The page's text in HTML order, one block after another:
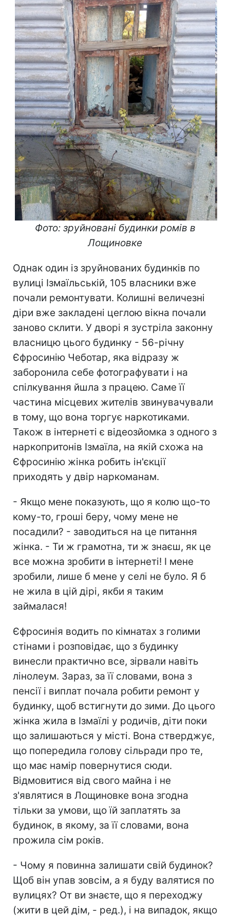
Фото: зруйновані будинки ромів в
Лощиновке
Однак один із зруйнованих будинків по
вулиці Ізмаїльській, 105 власники вже
почали ремонтувати. Колишні величезні
діри вже закладені цеглою вікна почали
заново склити. У дворі я зустріла законну
власницю цього будинку - 56-річну
Єфросинію Чеботар, яка відразу ж
заборонила себе фотографувати і на
спілкування йшла з працею. Саме її
частина місцевих жителів звинувачували
в тому, що вона торгує наркотиками.
Також в інтернеті є відеозйомка з одного з
наркопритонів Ізмаїла, на якій схожа на
Єфросинію жінка робить ін'єкції
приходять у двір наркоманам.
- Якщо мене показують, що я колю що-то
кому-то, гроші беру, чому мене не
посадили? - заводиться на це питання
жінка. - Ти ж грамотна, ти ж знаєш, як це
все можна зробити в інтернеті! І мене
зробили, лише б мене у селі не було. Я б
не жила в цій дірі, якби я таким
займалася!
Єфросинія водить по кімнатах з голими
стінами і розповідає, що з будинку
винесли практично все, зірвали навіть
лінолеум. Зараз, за її словами, вона з
пенсії і виплат почала робити ремонт у
будинку, щоб встигнути до зими. До цього
жінка жила в Ізмаїлі у родичів, діти поки
що залишаються у місті. Вона стверджує,
що попередила голову сільради про те,
що має намір повернутися сюди.
Відмовитися від свого майна і не
з'являтися в Лощиновке вона згодна
тільки за умови, що їй заплатять за
будинок, в якому, за її словами, вона
прожила сім років.
- Чому я повинна залишати свій будинок?
Щоб він упав зовсім, а я буду валятися по
вулицях? От ви знаєте, що я переходжу
(жити в цей дім, - ред.), і на випадок, якщо